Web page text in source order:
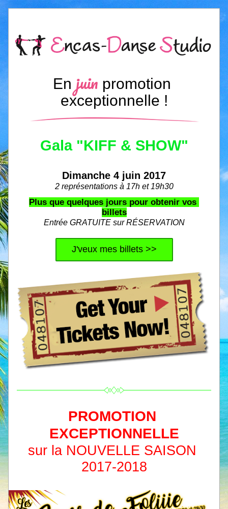
En juin promotion
exceptionnelle !
Gala "KIFF & SHOW"
Dimanche 4 juin 2017
2 représentations à 17h et 19h30
Plus que quelques jours pour obtenir vos
billets
Entrée GRATUITE sur RÉSERVATION
J'veux mes billets >>
PROMOTION
EXCEPTIONNELLE
sur la NOUVELLE SAISON
2017-2018